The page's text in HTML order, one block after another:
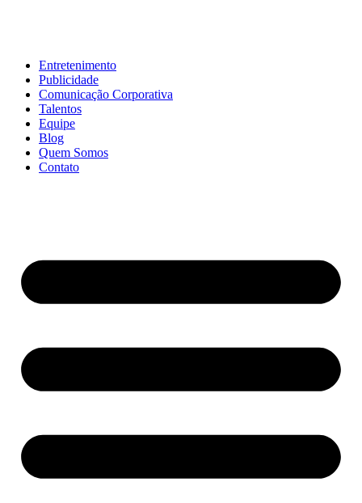
Entretenimento
Publicidade
Comunicação Corporativa
Talentos
Equipe
Blog
Quem Somos
Contato